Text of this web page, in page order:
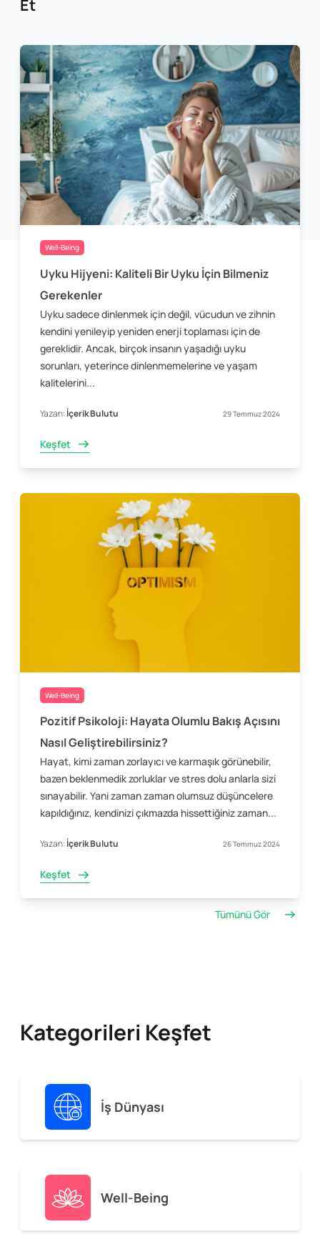
Et
Well-Being
Uyku Hijyeni: Kaliteli Bir Uyku İçin Bilmeniz
Gerekenler
Uyku sadece dinlenmek için değil, vücudun ve zihnin
kendini yenileyip yeniden enerji toplaması için de
gereklidir. Ancak, birçok insanın yaşadığı uyku
sorunları, yeterince dinlenmemelerine ve yaşam
kalitelerini...
Yazan:İçerik Bulutu 29 Temmuz 2024
Keşfet
Well-Being
Pozitif Psikoloji: Hayata Olumlu Bakış Açısını
Nasıl Geliştirebilirsiniz?
Hayat, kimi zaman zorlayıcı ve karmaşık görünebilir,
bazen beklenmedik zorluklar ve stres dolu anlarla sizi
sınayabilir. Yani zaman zaman olumsuz düşüncelere
kapıldığınız, kendinizi çıkmazda hissettiğiniz zaman...
Yazan:İçerik Bulutu 26 Temmuz 2024
Keşfet
Tümünü Gör
Kategorileri Keşfet
İş Dünyası
Well-Being